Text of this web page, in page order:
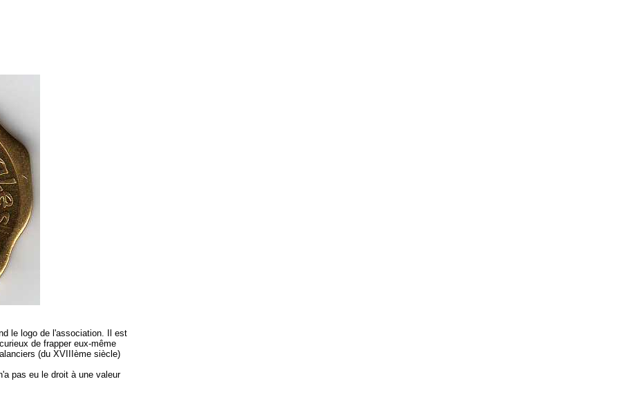
le logo de l'association. Il est
de frapper eux-même
(du XVIIIème siècle)
pas eu le droit à une valeur